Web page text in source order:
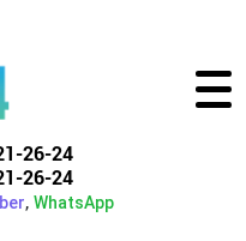
26-24
26-24
, WhatsApp